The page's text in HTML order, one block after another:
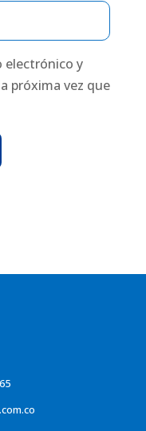
electrónico y
próxima vez que